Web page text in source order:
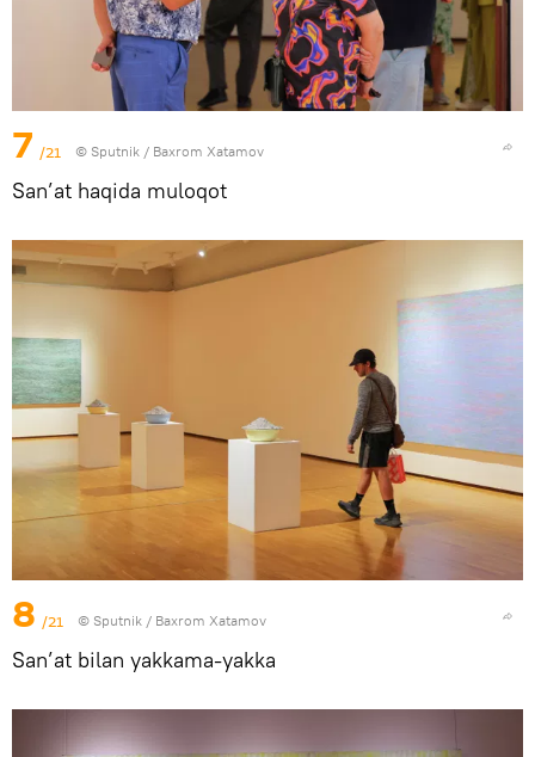
7 /21 © Sputnik / Baxrom Xatamov
San’at haqida muloqot
8 /21 © Sputnik / Baxrom Xatamov
San’at bilan yakkama-yakka